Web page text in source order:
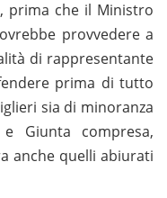
prima che il Ministro
provvedere a
di rappresentante
prima di tutto
sia di minoranza
Giunta compresa,
anche quelli abiurati